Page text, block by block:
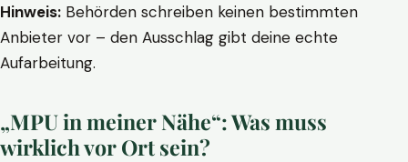
Hinweis: Behörden schreiben keinen bestimmten
Anbieter vor – den Ausschlag gibt deine echte
Aufarbeitung.
„MPU in meiner Nähe“: Was muss
wirklich vor Ort sein?